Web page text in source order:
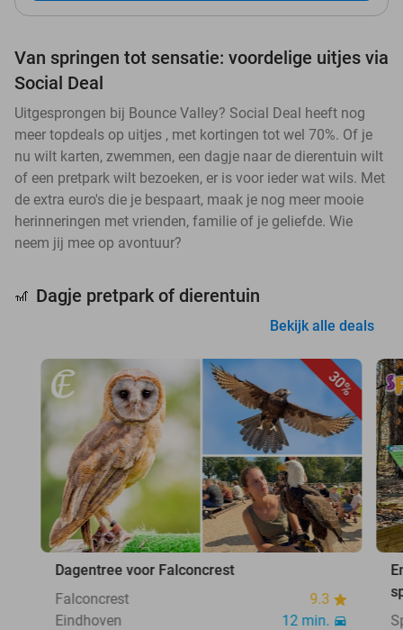
Van springen tot sensatie: voordelige uitjes via
Social Deal
Uitgesprongen bij Bounce Valley? Social Deal heeft nog
meer topdeals op uitjes , met kortingen tot wel 70%. Of je
nu wilt karten, zwemmen, een dagje naar de dierentuin wilt
of een pretpark wilt bezoeken, er is voor ieder wat wils. Met
de extra euro's die je bespaart, maak je nog meer mooie
herinneringen met vrienden, familie of je geliefde. Wie
neem jij mee op avontuur?
🎢 Dagje pretpark of dierentuin
Bekijk alle deals
30%
Dagentree voor Falconcrest
Falconcrest
9.3
Eindhoven
12 min.